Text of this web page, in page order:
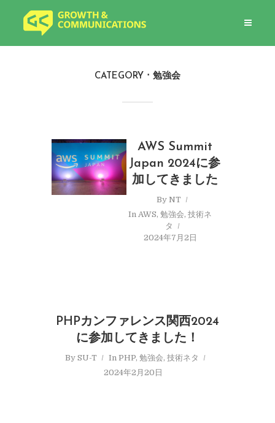
CATEGORY 勉強会
AWS Summit
Japan 2024に参
加してきました
ByNT
InAWS,勉強会,技術ネ
タ
2024年7月2日
PHPカンファレンス関西2024
に参加してきました！
By SU-T In PHP, 勉強会, 技術ネタ
2024年2月20日